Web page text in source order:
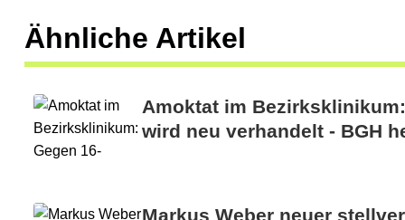
Ähnliche Artikel
Amoktat im
wird neu verhandelt - BGH
Markus Weber neuer